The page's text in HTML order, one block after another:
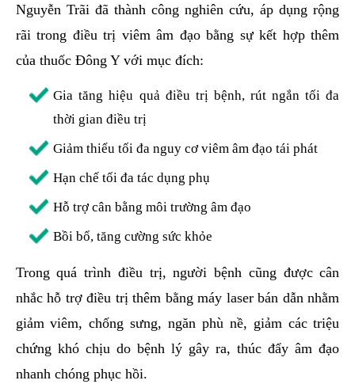
Nguyễn Trãi đã thành công nghiên cứu, áp dụng rộng
rãi trong điều trị viêm âm đạo bằng sự kết hợp thêm
của thuốc Đông Y với mục đích:
Gia tăng hiệu quả điều trị bệnh, rút ngắn tối đa
thời gian điều trị
Giảm thiểu tối đa nguy cơ viêm âm đạo tái phát
Hạn chế tối đa tác dụng phụ
Hỗ trợ cân bằng môi trường âm đạo
Bồi bổ, tăng cường sức khỏe
Trong quá trình điều trị, người bệnh cũng được cân
nhắc hỗ trợ điều trị thêm bằng máy laser bán dẫn nhằm
giảm viêm, chống sưng, ngăn phù nề, giảm các triệu
chứng khó chịu do bệnh lý gây ra, thúc đẩy âm đạo
nhanh chóng phục hồi.